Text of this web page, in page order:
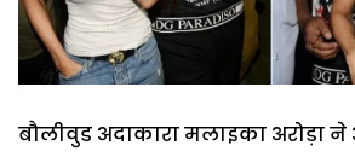
बौलीवुड अदाकारा मलाइका अरोड़ा